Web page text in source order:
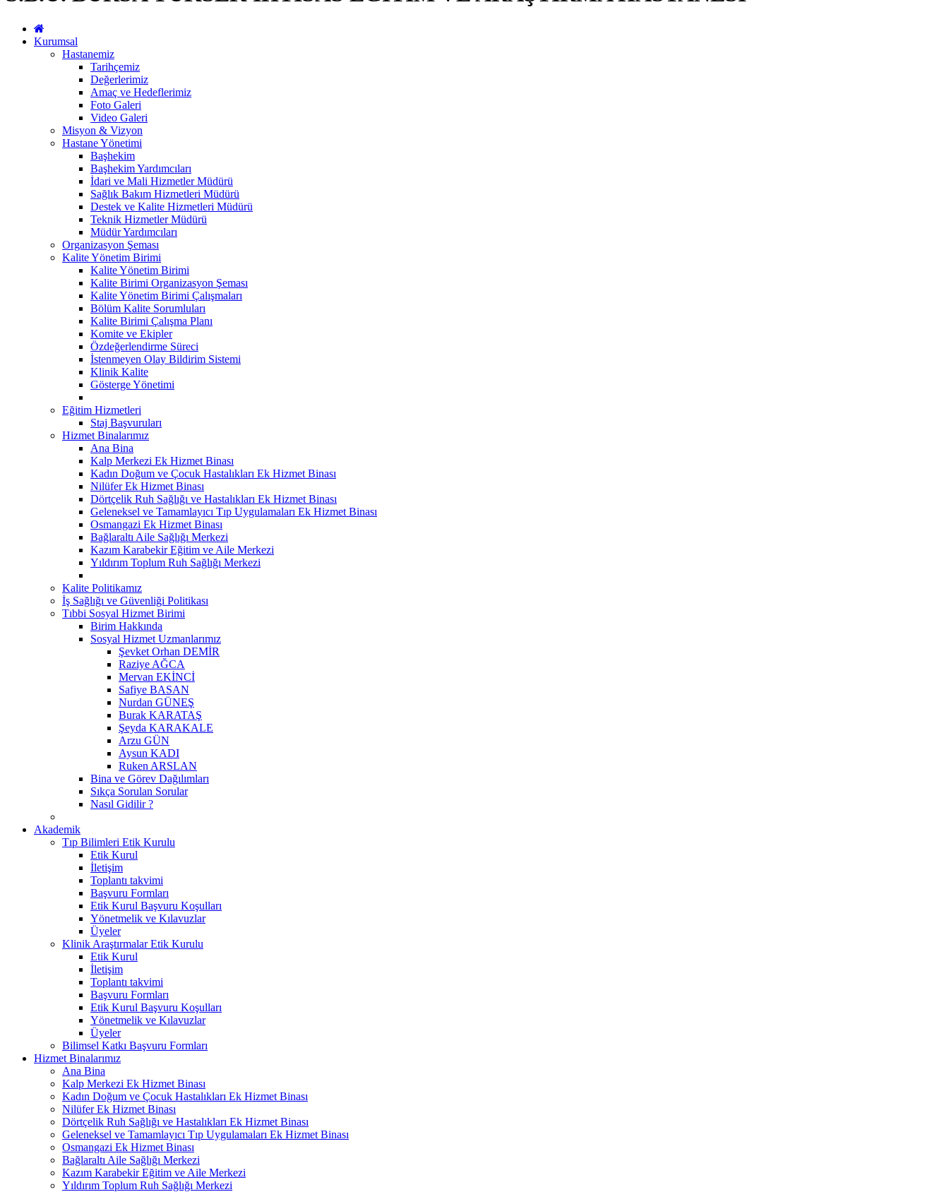
Kurumsal
Hastanemiz
Tarihçemiz
Değerlerimiz
Amaç ve Hedeflerimiz
Foto Galeri
Video Galeri
Misyon & Vizyon
Hastane Yönetimi
Başhekim
Başhekim Yardımcıları
İdari ve Mali Hizmetler Müdürü
Sağlık Bakım Hizmetleri Müdürü
Destek ve Kalite Hizmetleri Müdürü
Teknik Hizmetler Müdürü
Müdür Yardımcıları
Organizasyon Şeması
Kalite Yönetim Birimi
Kalite Yönetim Birimi
Kalite Birimi Organizasyon Şeması
Kalite Yönetim Birimi Çalışmaları
Bölüm Kalite Sorumluları
Kalite Birimi Çalışma Planı
Komite ve Ekipler
Özdeğerlendirme Süreci
İstenmeyen Olay Bildirim Sistemi
Klinik Kalite
Gösterge Yönetimi
Eğitim Hizmetleri
Staj Başvuruları
Hizmet Binalarımız
Ana Bina
Kalp Merkezi Ek Hizmet Binası
Kadın Doğum ve Çocuk Hastalıkları Ek Hizmet Binası
Nilüfer Ek Hizmet Binası
Dörtçelik Ruh Sağlığı ve Hastalıkları Ek Hizmet Binası
Geleneksel ve Tamamlayıcı Tıp Uygulamaları Ek Hizmet Binası
Osmangazi Ek Hizmet Binası
Bağlaraltı Aile Sağlığı Merkezi
Kazım Karabekir Eğitim ve Aile Merkezi
Yıldırım Toplum Ruh Sağlığı Merkezi
Kalite Politikamız
İş Sağlığı ve Güvenliği Politikası
Tıbbi Sosyal Hizmet Birimi
Birim Hakkında
Sosyal Hizmet Uzmanlarımız
Şevket Orhan DEMİR
Raziye AĞCA
Mervan EKİNCİ
Safiye BASAN
Nurdan GÜNEŞ
Burak KARATAŞ
Şeyda KARAKALE
Arzu GÜN
Aysun KADI
Ruken ARSLAN
Bina ve Görev Dağılımları
Sıkça Sorulan Sorular
Nasıl Gidilir ?
Akademik
Tıp Bilimleri Etik Kurulu
Etik Kurul
İletişim
Toplantı takvimi
Başvuru Formları
Etik Kurul Başvuru Koşulları
Yönetmelik ve Kılavuzlar
Üyeler
Klinik Araştırmalar Etik Kurulu
Etik Kurul
İletişim
Toplantı takvimi
Başvuru Formları
Etik Kurul Başvuru Koşulları
Yönetmelik ve Kılavuzlar
Üyeler
Bilimsel Katkı Başvuru Formları
Hizmet Binalarımız
Ana Bina
Kalp Merkezi Ek Hizmet Binası
Kadın Doğum ve Çocuk Hastalıkları Ek Hizmet Binası
Nilüfer Ek Hizmet Binası
Dörtçelik Ruh Sağlığı ve Hastalıkları Ek Hizmet Binası
Geleneksel ve Tamamlayıcı Tıp Uygulamaları Ek Hizmet Binası
Osmangazi Ek Hizmet Binası
Bağlaraltı Aile Sağlığı Merkezi
Kazım Karabekir Eğitim ve Aile Merkezi
Yıldırım Toplum Ruh Sağlığı Merkezi